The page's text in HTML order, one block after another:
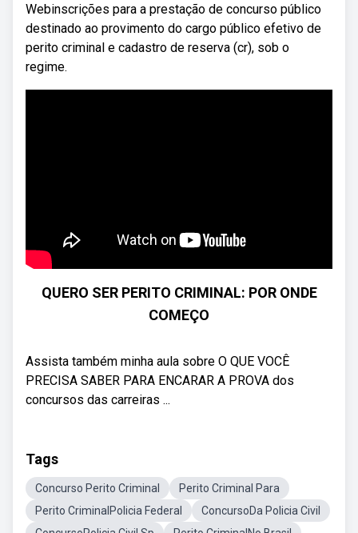
Webinscrições para a prestação de concurso público
destinado ao provimento do cargo público efetivo de
perito criminal e cadastro de reserva (cr), sob o
regime.
QUERO SER PERITO CRIMINAL: POR ONDE
COMEÇO
Assista também minha aula sobre O QUE VOCÊ
PRECISA SABER PARA ENCARAR A PROVA dos
concursos das carreiras ...
Tags
Concurso Perito Criminal
Perito Criminal Para
Perito CriminalPolicia Federal
ConcursoDa Policia Civil